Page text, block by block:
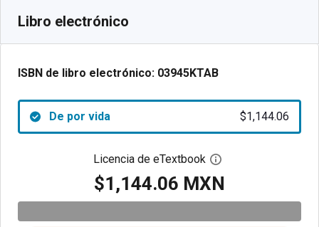
Libro electrónico
ISBN de libro electrónico: 03945KTAB
De por vida $1,144.06
Licencia de eTextbook Abre el cuadro de
$1,144.06 MXN